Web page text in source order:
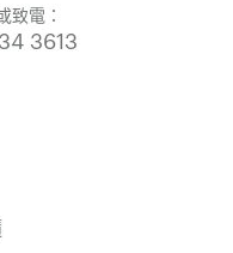
致電：
3613